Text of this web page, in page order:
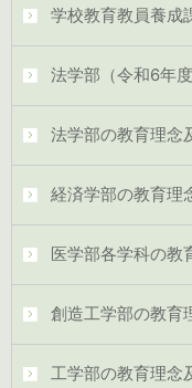
学校教育教員養成
法学部（令和6年度
法学部の教育理念
経済学部の教育理
医学部各学科の教
創造工学部の教育
工学部の教育理念